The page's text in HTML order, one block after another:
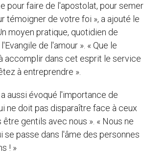
pour faire de l'apostolat, pour semer
témoigner de votre foi », a ajouté le
moyen pratique, quotidien de
de l'amour ». « Que le
accomplir dans cet esprit le service
à entreprendre ».
aussi évoqué l'importance de
ne doit pas disparaître face à ceux
être gentils avec nous ». « Nous ne
se passe dans l'âme des personnes
! »